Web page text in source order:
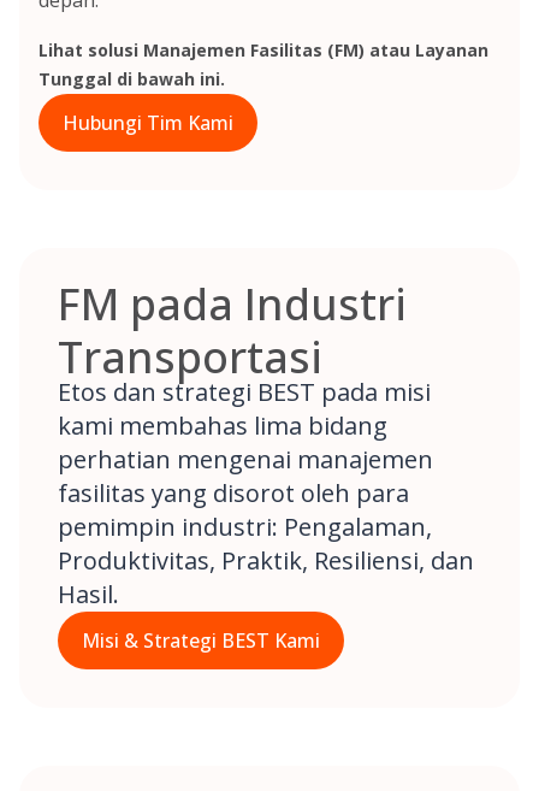
Lihat solusi Manajemen Fasilitas (FM) atau Layanan
Tunggal di bawah ini.
Hubungi Tim Kami
FM pada Industri
Transportasi
Etos dan strategi BEST pada misi
kami membahas lima bidang
perhatian mengenai manajemen
fasilitas yang disorot oleh para
pemimpin industri: Pengalaman,
Produktivitas, Praktik, Resiliensi, dan
Hasil.
Misi & Strategi BEST Kami